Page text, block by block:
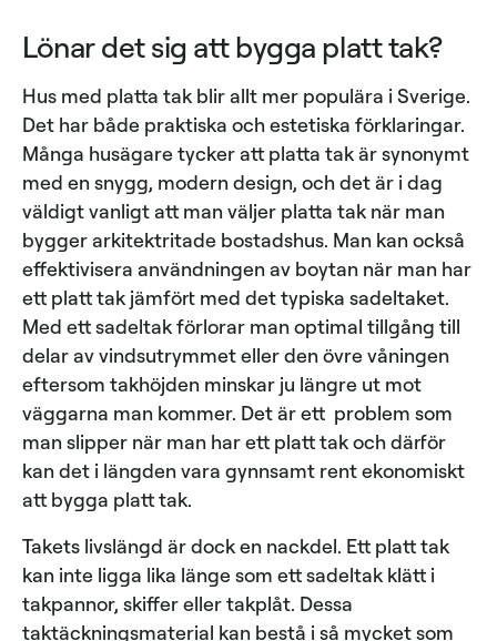
Lönar det sig att bygga platt tak?
Hus med platta tak blir allt mer populära i Sverige.
Det har både praktiska och estetiska förklaringar.
Många husägare tycker att platta tak är synonymt
med en snygg, modern design, och det är i dag
väldigt vanligt att man väljer platta tak när man
bygger arkitektritade bostadshus. Man kan också
effektivisera användningen av boytan när man har
ett platt tak jämfört med det typiska sadeltaket.
Med ett sadeltak förlorar man optimal tillgång till
delar av vindsutrymmet eller den övre våningen
eftersom takhöjden minskar ju längre ut mot
väggarna man kommer. Det är ett problem som
man slipper när man har ett platt tak och därför
kan det i längden vara gynnsamt rent ekonomiskt
att bygga platt tak.
Takets livslängd är dock en nackdel. Ett platt tak
kan inte ligga lika länge som ett sadeltak klätt i
takpannor, skiffer eller takplåt. Dessa
taktäckningsmaterial kan bestå i så mycket som